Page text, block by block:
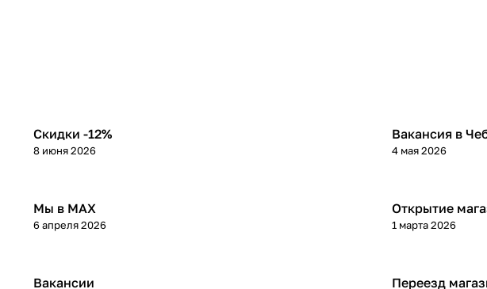
Скидки -12%
8 июня 2026
Вакансия в
4 мая 2026
Мы в МАХ
6 апреля 2026
Открытие
1 марта 2026
Вакансии Переезд